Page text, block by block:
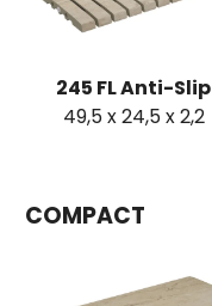
245 FL Anti-Slip
49,5 x 24,5 x 2,2
COMPACT